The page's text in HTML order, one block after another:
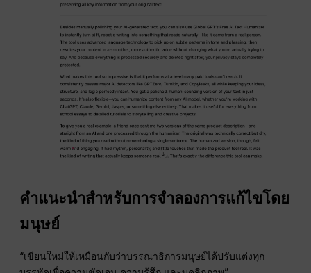
คำแนะนำสำหรับการจำลองการแก้ไขโดย
มนุษย์
“เขียนใหม่ให้เหมือนกับว่าบรรณาธิการมนุษย์ได้ปรับแต่งทุก